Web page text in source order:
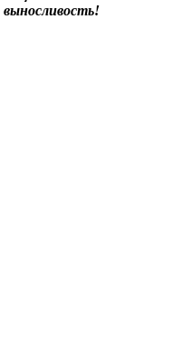
выносливость!